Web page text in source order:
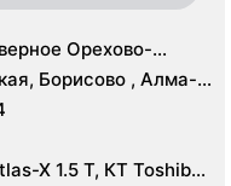
Орехово-
Борисово , Алма-
X 1.5 Т, КТ Toshiba